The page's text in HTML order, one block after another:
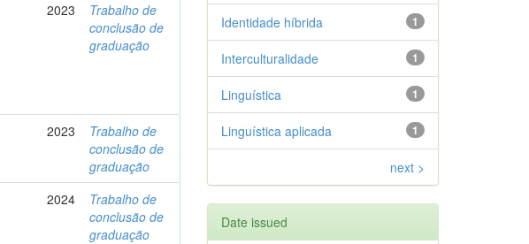
2023
Trabalho de
conclusão de
graduação
2023
Trabalho de
conclusão de
graduação
2024
Trabalho de
conclusão de
graduação
1
Identidade híbrida
1
Interculturalidade
1
Linguística
1
Linguística aplicada
next >
Date issued